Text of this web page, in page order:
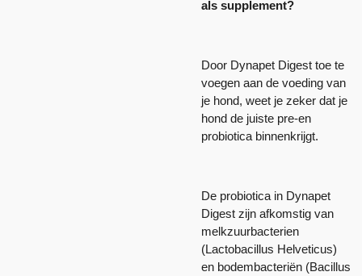
als supplement?
Door Dynapet Digest toe te
voegen aan de voeding van
je hond, weet je zeker dat je
hond de juiste pre-en
probiotica binnenkrijgt.
De probiotica in Dynapet
Digest zijn afkomstig van
melkzuurbacterien
(Lactobacillus Helveticus)
en bodembacteriën (Bacillus